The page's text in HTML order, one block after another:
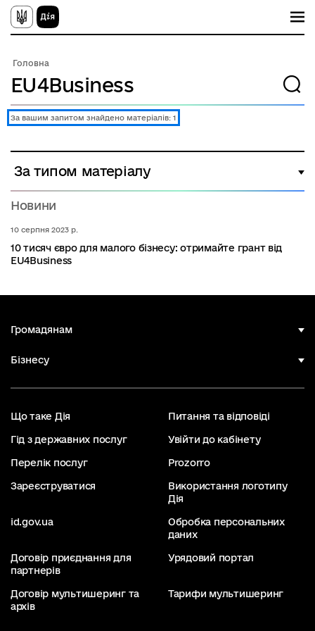
П
е
р
й
д
о
о
с
о
н
о
м
с
т
Головна
За вашим запитом знайдено матеріалів: 1
За типом матеріалу
Новини
10 серпня 2023 р.
10 тисяч євро для малого бізнесу: отримайте грант від
EU4Business
Громадянам
Бізнесу
Що таке Дія Питання та відповіді
Гід з державних послуг Увійти до кабінету
Перелік послуг Prozorro
Зареєструватися
Використання логотипу
Дія
id.gov.ua
Обробка персональних
даних
Договір приєднання для
партнерів
Урядовий портал
Договір мультишеринг та
архів
Тарифи мультишеринг